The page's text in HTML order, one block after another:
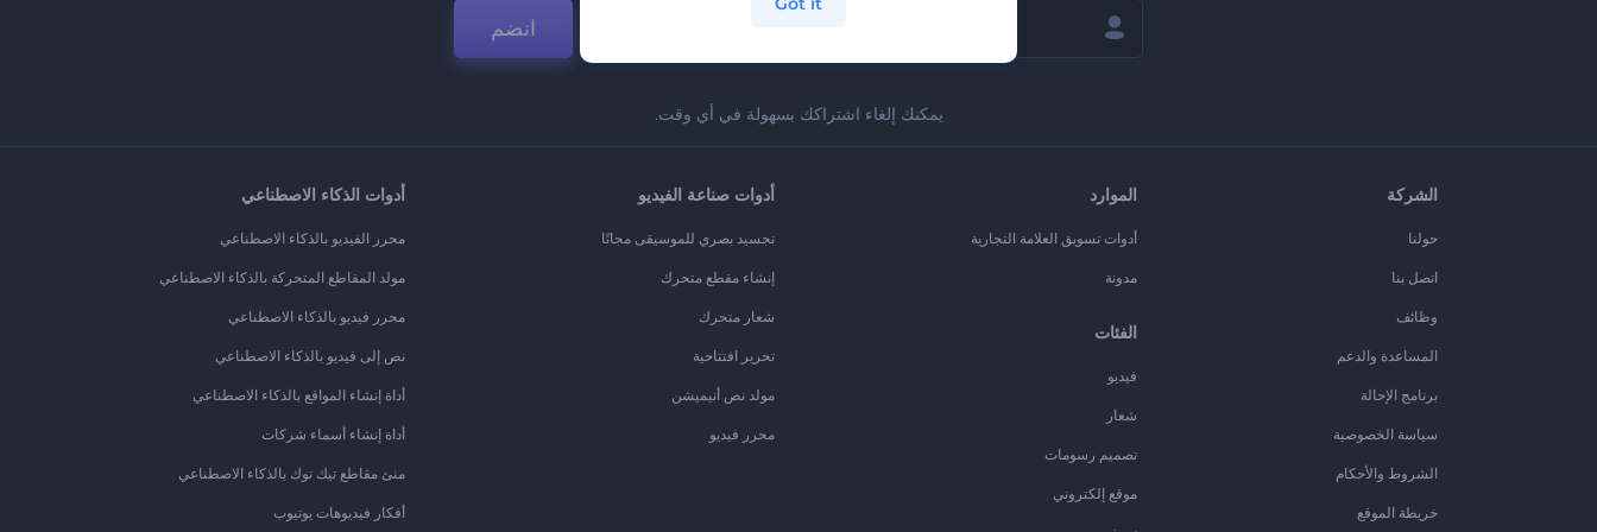
انضم
يمكنك إلغاء اشتراكك بسهولة في أي وقت.
الشركة
حولنا
اتصل بنا
وظائف
المساعدة والدعم
برنامج الإحالة
سياسة الخصوصية
الشروط والأحكام
خريطة الموقع
الموارد
أدوات تسويق العلامة التجارية
مدونة
الفئات
فيديو
شعار
تصميم رسومات
موقع إلكتروني
أدوات صناعة الفيديو
تجسيد بصري للموسيقى مجانًا
إنشاء مقطع متحرك
شعار متحرك
تحرير افتتاحية
مولد نص أنيميشن
محرر فيديو
أدوات الذكاء الاصطناعي
محرر الفيديو بالذكاء الاصطناعي
مولد المقاطع المتحركة بالذكاء الاصطناعي
محرر فيديو بالذكاء الاصطناعي
نص إلى فيديو بالذكاء الاصطناعي
أداة إنشاء المواقع بالذكاء الاصطناعي
أداة إنشاء أسماء شركات
منئ مقاطع تيك توك بالذكاء الاصطناعي
أفكار فيديوهات يوتيوب